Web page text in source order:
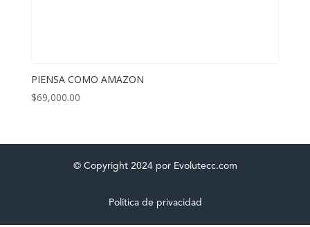
PIENSA COMO AMAZON
$69,000.00
© Copyright 2024 por Evolutecc.com
Política de privacidad